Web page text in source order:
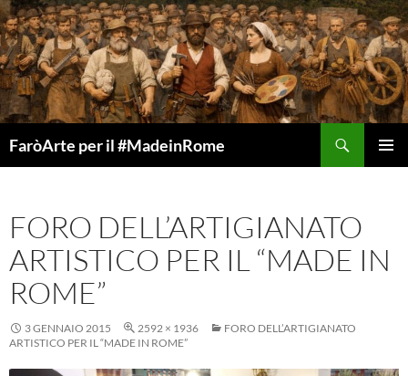
Vai
al
contenuto
FaròArte per il #MadeinRome
FORO DELL’ARTIGIANATO
ARTISTICO PER IL “MADE IN
ROME”
3 GENNAIO 2015 2592 × 1936
FORO DELL’ARTIGIANATO
ARTISTICO PER IL “MADE IN ROME”